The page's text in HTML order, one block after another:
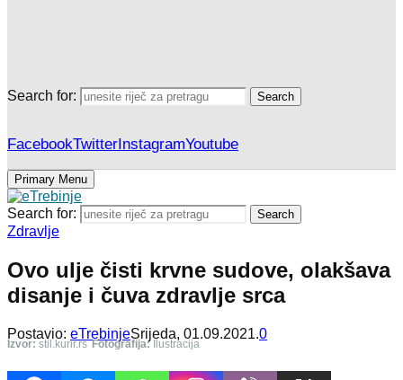
Search for: Search
FacebookTwitterInstagramYoutube
Primary Menu
Search for: Search
Zdravlje
Ovo ulje čisti krvne sudove, olakšava
disanje i čuva zdravlje srca
Postavio: eTrebinjeSrijeda, 01.09.2021.0
Izvor: stil.kurir.rs Fotografija:Ilustracija